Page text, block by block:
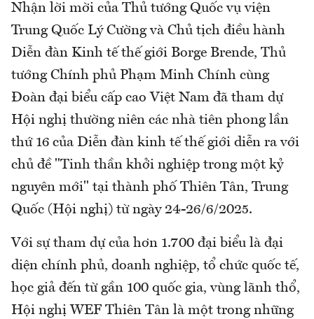
Nhận lời mời của Thủ tướng Quốc vụ viện
Trung Quốc Lý Cường và Chủ tịch điều hành
Diễn đàn Kinh tế thế giới Borge Brende, Thủ
tướng Chính phủ Phạm Minh Chính cùng
Đoàn đại biểu cấp cao Việt Nam đã tham dự
Hội nghị thường niên các nhà tiên phong lần
thứ 16 của Diễn đàn kinh tế thế giới diễn ra với
chủ đề "Tinh thần khởi nghiệp trong một kỷ
nguyên mới" tại thành phố Thiên Tân, Trung
Quốc (Hội nghị) từ ngày 24-26/6/2025.
Với sự tham dự của hơn 1.700 đại biểu là đại
diện chính phủ, doanh nghiệp, tổ chức quốc tế,
học giả đến từ gần 100 quốc gia, vùng lãnh thổ,
Hội nghị WEF Thiên Tân là một trong những